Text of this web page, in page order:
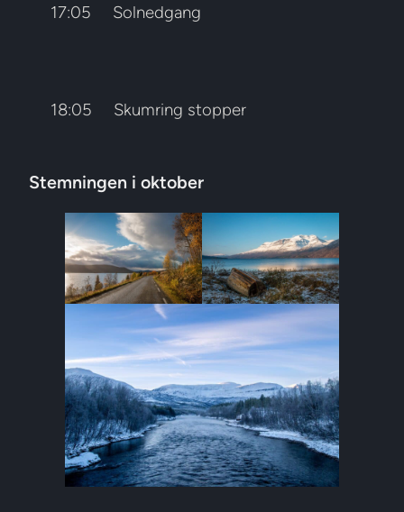
17:05 Solnedgang
18:05 Skumring stopper
Stemningen i oktober